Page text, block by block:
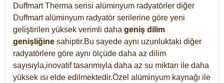
Duffmart Therma serisi alüminyum radyatörler diğer
Duffmart alüminyum radyatör serilerine göre yeni
geliştirilen yüksek verimli daha geniş dilim
genişliğine sahiptir.Bu sayede aynı uzunluktaki diğer
radyatörlere göre aynı ölçüde daha az dilim
sayısıyla,inovatif tasarımıyla daha az su miktarı ile daha
yüksek ısı elde edilmektedir.Özel alüminyum kaynağı ile